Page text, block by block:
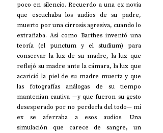
poco en silencio. Recuerdo a una ex novia
que escuchaba los audios de su padre,
muerto por una cirrosis agresiva, cuando lo
extrañaba. Así como Barthes inventó una
teoría (el punctum y el studium) para
conservar la luz de su madre, la luz que
reflejó su madre ante la cámara, la luz que
acarició la piel de su madre muerta y que
las fotografías análogas de su tiempo
mantenían cautiva —y que fueron su gesto
desesperado por no perderla del todo— mi
ex se aferraba a esos audios. Una
simulación que carece de sangre, un